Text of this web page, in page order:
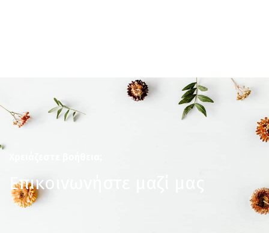
Επικοινωνήστε μαζί μας